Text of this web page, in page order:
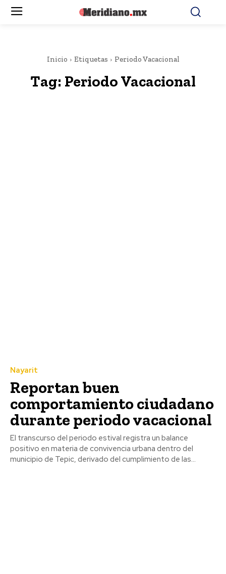
Inicio Etiquetas Periodo Vacacional
Tag: Periodo Vacacional
Nayarit
Reportan buen
comportamiento ciudadano
durante periodo vacacional
El transcurso del periodo estival registra un balance
positivo en materia de convivencia urbana dentro del
municipio de Tepic, derivado del cumplimiento de las...